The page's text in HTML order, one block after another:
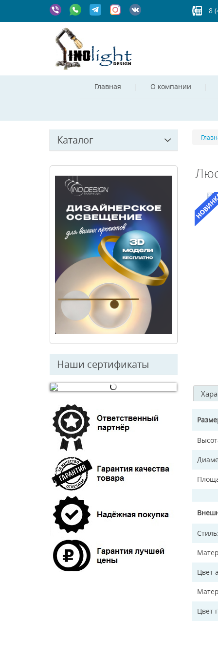
8
Главная О компании
Каталог
Наши сертификаты
Стиль
Цвет
Цвет